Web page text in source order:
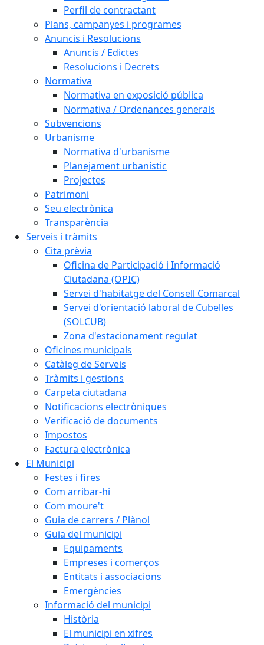
Perfil de contractant
Plans, campanyes i programes
Anuncis i Resolucions
Anuncis / Edictes
Resolucions i Decrets
Normativa
Normativa en exposició pública
Normativa / Ordenances generals
Subvencions
Urbanisme
Normativa d'urbanisme
Planejament urbanístic
Projectes
Patrimoni
Seu electrònica
Transparència
Serveis i tràmits
Cita prèvia
Oficina de Participació i Informació
Ciutadana (OPIC)
Servei d'habitatge del Consell Comarcal
Servei d'orientació laboral de Cubelles
(SOLCUB)
Zona d'estacionament regulat
Oficines municipals
Catàleg de Serveis
Tràmits i gestions
Carpeta ciutadana
Notificacions electròniques
Verificació de documents
Impostos
Factura electrònica
El Municipi
Festes i fires
Com arribar-hi
Com moure't
Guia de carrers / Plànol
Guia del municipi
Equipaments
Empreses i comerços
Entitats i associacions
Emergències
Informació del municipi
Història
El municipi en xifres